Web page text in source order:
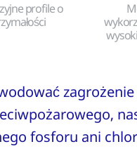
profile o
fosforu ani